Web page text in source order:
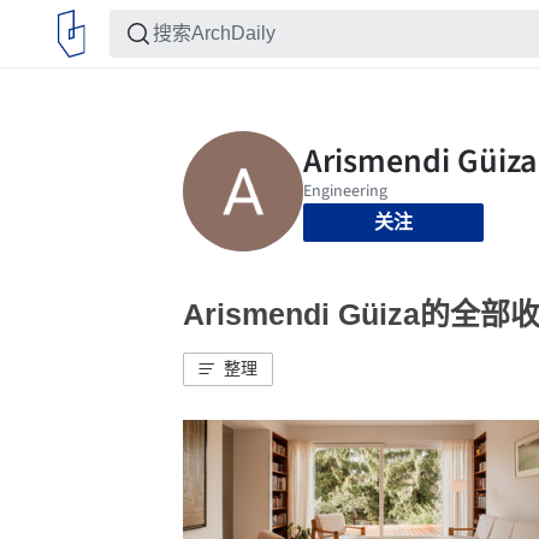
关注
Arismendi Güiza的全部
整理